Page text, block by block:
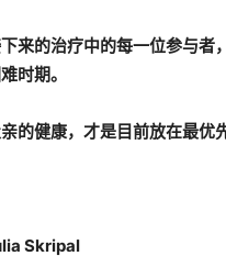
来的治疗中的每一位参与者
时期。
的健康，才是目前放在最优